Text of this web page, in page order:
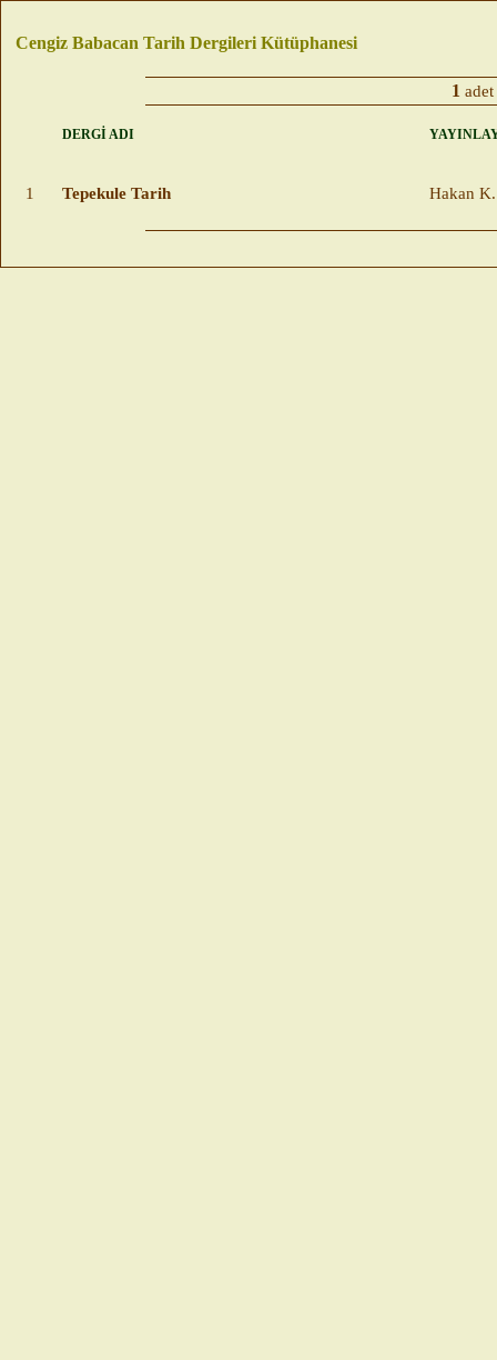
Cengiz Babacan Tarih Dergileri Kütüphanesi
1
DERGİ ADI
1 Tepekule Tarih Hakan K.